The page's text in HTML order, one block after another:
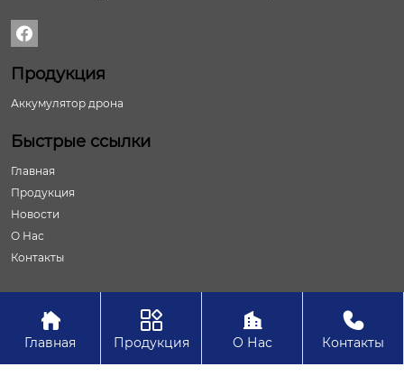

Продукция
Аккумулятор дрона
Быстрые ссылки
Главная
Продукция
Новости
О Нас
Контакты
Авторское право©ООО Шаньдун Юайвэй Новая Энергия

Главная

Продукция

О Нас

Контакты